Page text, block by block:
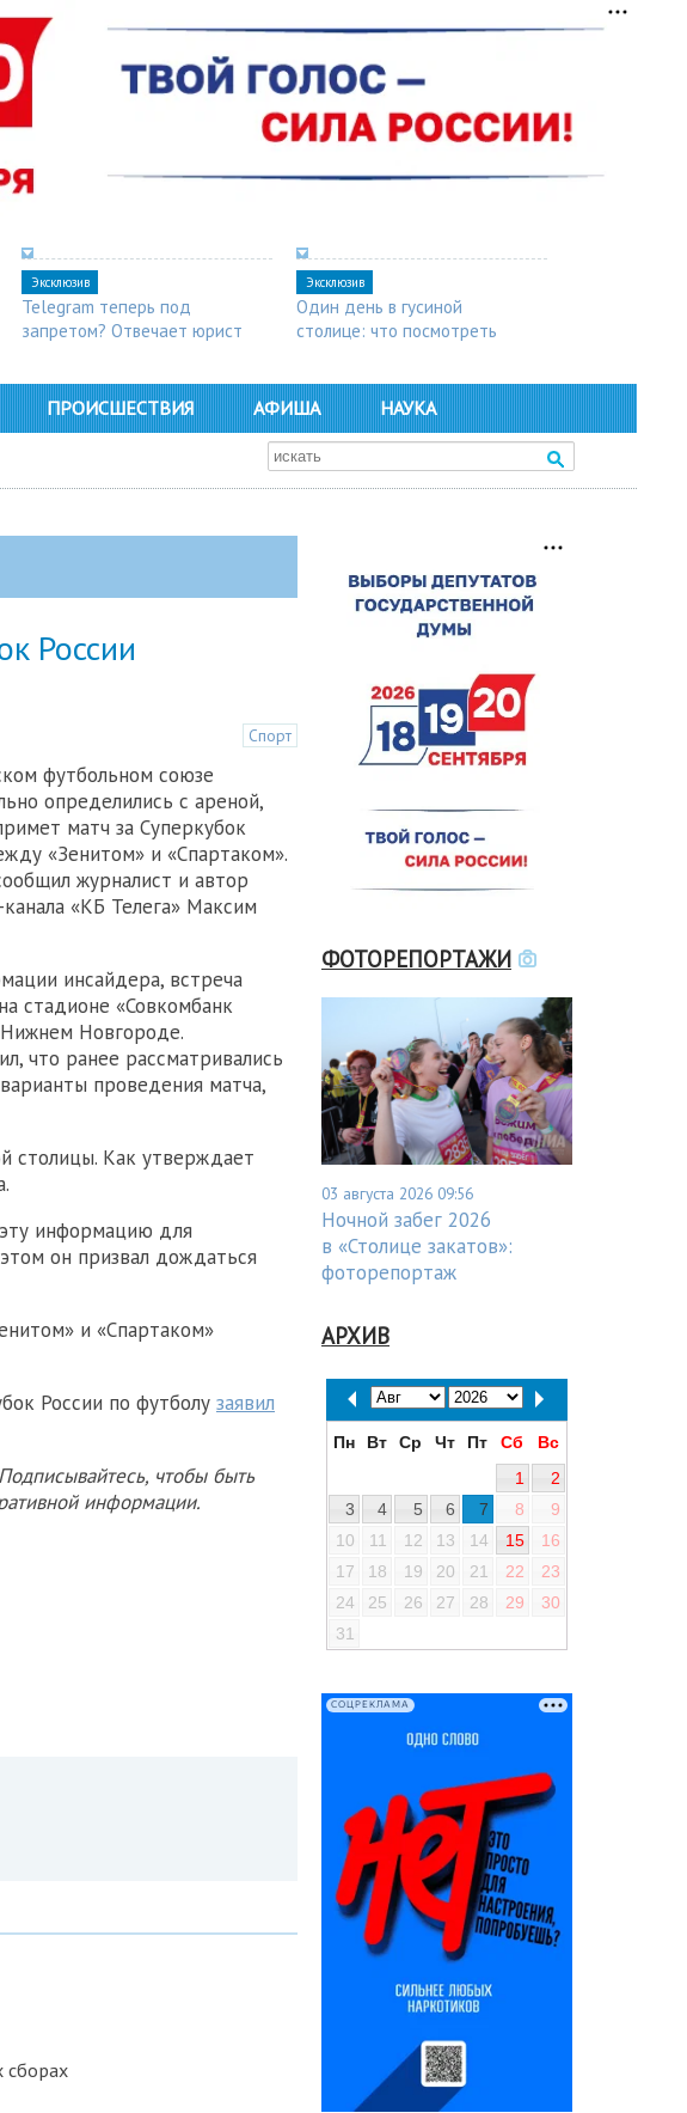
Эксклюзив
Telegram теперь под
запретом? Отвечает юрист
Эксклюзив
Один день в гусиной
столице: что посмотреть
ПРОИСШЕСТВИЯ АФИША НАУКА
России
Спорт
футбольном союзе
определились с ареной,
матч за Суперкубок
«Зенитом» и «Спартаком».
журналист и автор
«КБ Телега» Максим
инсайдера, встреча
стадионе «Совкомбанк
Новгороде.
что ранее рассматривались
проведения матча,
столицы. Как утверждает
информацию для
он призвал дождаться
и «Спартаком»
России по футболу заявил
чтобы быть
информации.
сборах
ФОТОРЕПОРТАЖИ
03 августа 2026 09:56
Ночной забег 2026
в «Столице закатов»:
фоторепортаж
АРХИВ
Пн Вт Ср Чт Пт Сб
Вс
1
2
3
4 5 6 7 8
9
10
11 12 13 14 15
16
17
18 19 20 21 22
23
24
25 26 27 28 29
30
31
СОЦРЕКЛАМА